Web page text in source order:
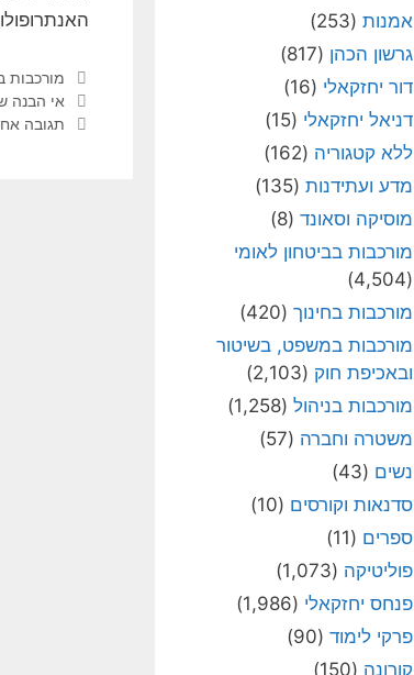
קטגוריות
מורכבות
תגיות
אי הבנה
תגובה
אמנות (253)
גרשון הכהן (817)
דור יחזקאלי (16)
דניאל יחזקאלי (15)
ללא קטגוריה (162)
מדע ועתידנות (135)
מוסיקה וסאונד (8)
מורכבות בביטחון לאומי
(4,504)
מורכבות בחינוך (420)
מורכבות במשפט, בשיטור
ובאכיפת חוק (2,103)
מורכבות בניהול (1,258)
משטרה וחברה (57)
נשים (43)
סדנאות וקורסים (10)
ספרים (11)
פוליטיקה (1,073)
פנחס יחזקאלי (1,986)
פרקי לימוד (90)
קורונה (150)